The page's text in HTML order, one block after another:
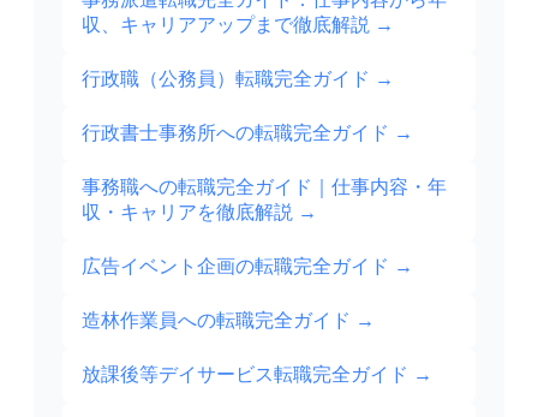
収、キャリアアップまで徹底解説 →
行政職（公務員）転職完全ガイド →
行政書士事務所への転職完全ガイド →
事務職への転職完全ガイド｜仕事内容・年
収・キャリアを徹底解説 →
広告イベント企画の転職完全ガイド →
造林作業員への転職完全ガイド →
放課後等デイサービス転職完全ガイド →